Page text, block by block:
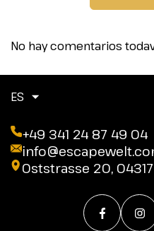
No hay comentarios
ES
+49 341 24 87 49 04
Oststrasse 20,